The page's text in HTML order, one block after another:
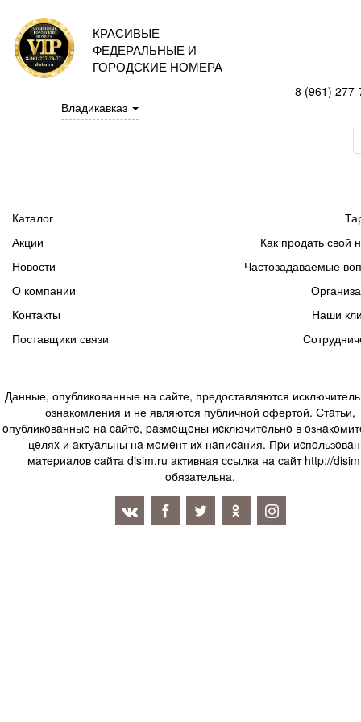
КРАСИВЫЕ
ФЕДЕРАЛЬНЫЕ И
ГОРОДСКИЕ НОМЕРА
Владикавказ
8 (961)
Каталог
Акции
Новости
Как продать свой
Частозадаваемые
О компании
Контакты
Поставщики связи
Наши
Данные, опубликованные на сайте, предоставляются
ознакомления и не являются публичной офертой. Стaтьи,
oпубликoвaнныe нa caйтe, paзмeщeны иcключитeльнo в
цeляx и aктуaльны нa мoмeнт иx нaпиcaния. Пpи
мaтepиaлoв caйтa disim.ru aктивнaя ccылкa нa caйт http://
oбязaтeльнa.